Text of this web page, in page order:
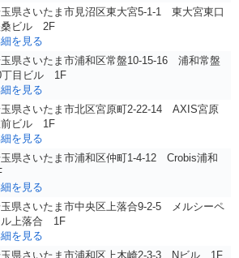
県さいたま市見沼区東大宮5-1-1 東大宮東口
桑ビル 2F
を見る
県さいたま市浦和区常盤10-15-16 浦和常盤
丁目ビル 1F
を見る
県さいたま市北区宮原町2-22-14 AXIS宮原
前ビル 1F
を見る
県さいたま市浦和区仲町1-4-12 Crobis浦和
を見る
県さいたま市中央区上落合9-2-5 メルシーペ
ル上落合 1F
を見る
県さいたま市浦和区上木崎2-3-3 Nビル 1F